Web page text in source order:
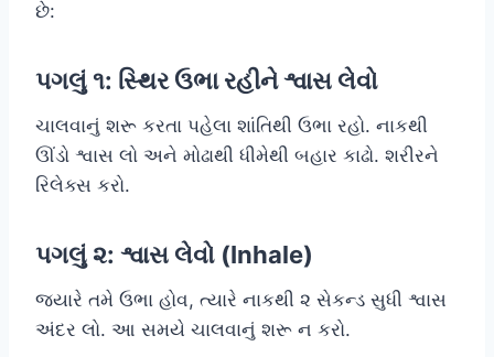
છે:
પગલું ૧: સ્થિર ઉભા રહીને શ્વાસ લેવો
ચાલવાનું શરૂ કરતા પહેલા શાંતિથી ઉભા રહો. નાકથી
ઊંડો શ્વાસ લો અને મોઢાથી ધીમેથી બહાર કાઢો. શરીરને
રિલેક્સ કરો.
પગલું ૨: શ્વાસ લેવો (Inhale)
જ્યારે તમે ઉભા હોવ, ત્યારે નાકથી ૨ સેકન્ડ સુધી શ્વાસ
અંદર લો. આ સમયે ચાલવાનું શરૂ ન કરો.